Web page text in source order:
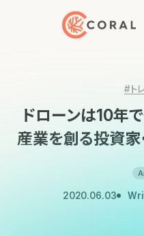
トップページへ戻
#ト
ドローンは10年
産業を創る投資家
2020.06.03